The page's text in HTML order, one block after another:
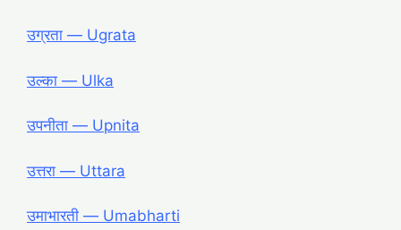
उग्रता ― Ugrata
उल्का ― Ulka
उपनीता ― Upnita
उत्तरा ― Uttara
उमाभारती ― Umabharti